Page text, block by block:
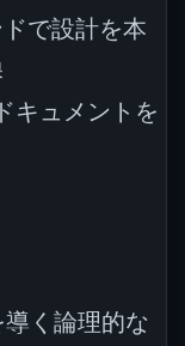
ドで設計を本
キュメントを
く論理的な